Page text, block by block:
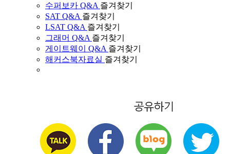
수퍼보카 Q&A 즐겨찾기
SAT Q&A 즐겨찾기
LSAT Q&A 즐겨찾기
그래머 Q&A 즐겨찾기
게이트웨이 Q&A 즐겨찾기
해커스북자료실 즐겨찾기